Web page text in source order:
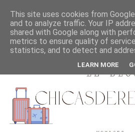
This site uses cookies from
and to analyze traffic. Your IP
shared with Google along with
metrics to ensure quality of
statistics, and to detect and
LEARN MORE